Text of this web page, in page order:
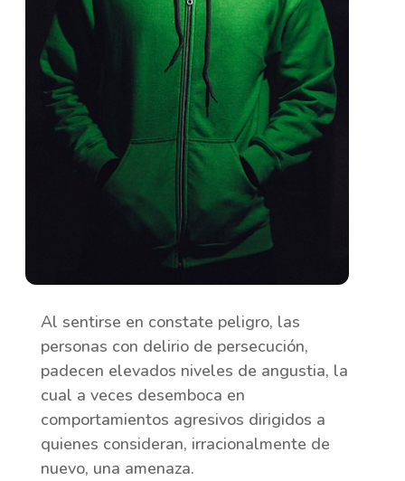
Al sentirse en constate peligro, las
personas con delirio de persecución,
padecen elevados niveles de angustia, la
cual a veces desemboca en
comportamientos agresivos dirigidos a
quienes consideran, irracionalmente de
nuevo, una amenaza.